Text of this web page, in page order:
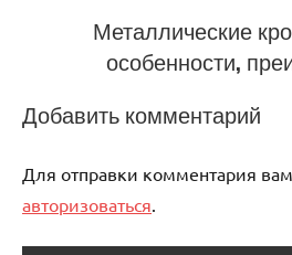
Металлические
особенности,
Добавить комментарий
Для отправки комментария
авторизоваться.